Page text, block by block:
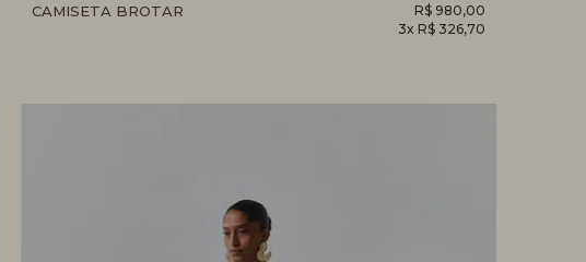
CAMISETA BROTAR
R$ 980,00
3x R$ 326,70